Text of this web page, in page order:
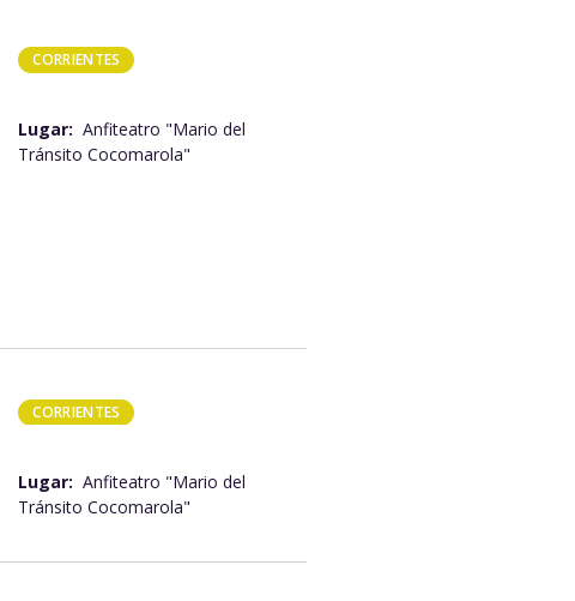
CORRIENTES
Lugar: Anfiteatro "Mario del
Tránsito Cocomarola"
CORRIENTES
Lugar: Anfiteatro "Mario del
Tránsito Cocomarola"